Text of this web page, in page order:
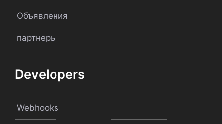
Объявления
партнеры
Developers
Webhooks